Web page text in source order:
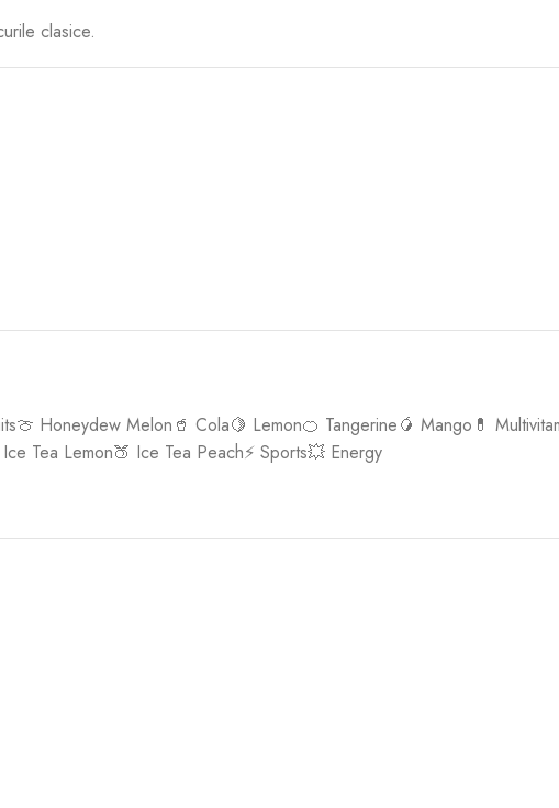
clasice.
Honeydew Melon🥤 Cola🍋 Lemon🍊 Tangerine🥭 Mango💊
Tea Lemon🍑 Ice Tea Peach⚡ Sports💥 Energy